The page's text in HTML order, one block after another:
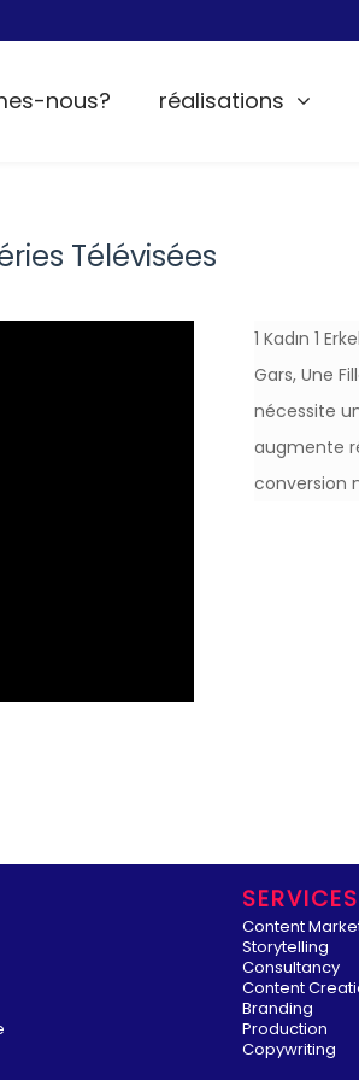
nous? réalisations
Télévisées
1 Kadın 1
Gars, Une
nécessite
augmente
conversion
SERVICES
Content
Storytelling
Consultancy
Content
Branding
Production
Copywriting